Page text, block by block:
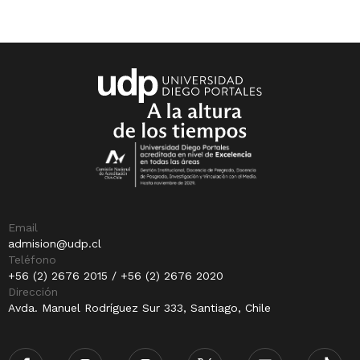
Email
admision@udp.cl
Teléfono
+56 (2) 2676 2015 / +56 (2) 2676 2020
Dirección
Avda. Manuel Rodríguez Sur 333, Santiago, Chile